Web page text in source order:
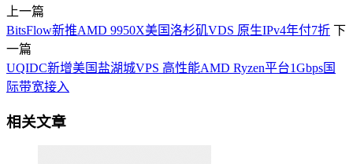
上一篇
BitsFlow新推AMD 9950X美国洛杉矶VDS 原生IPv4年付7折 下
一篇
UQIDC新增美国盐湖城VPS 高性能AMD Ryzen平台1Gbps国
际带宽接入
相关文章